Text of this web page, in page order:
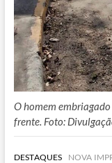
O homem
frente. Foto:
DESTAQUES NOVA